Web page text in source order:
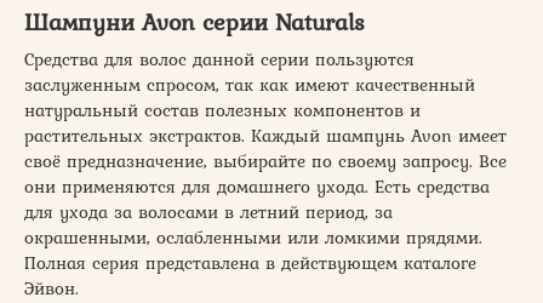
Шампуни Avon серии Naturals
Средства для волос данной серии пользуются
заслуженным спросом, так как имеют качественный
натуральный состав полезных компонентов и
растительных экстрактов. Каждый шампунь Avon имеет
своё предназначение, выбирайте по своему запросу. Все
они применяются для домашнего ухода. Есть средства
для ухода за волосами в летний период, за
окрашенными, ослабленными или ломкими прядями.
Полная серия представлена в действующем каталоге
Эйвон.